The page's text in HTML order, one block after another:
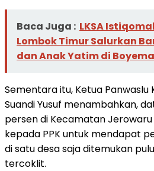
Baca Juga : LKSA
Lombok Timur Salurkan
dan Anak Yatim di
Sementara itu, Ketua
Suandi Yusuf menambahkan,
persen di Kecamatan
kepada PPK untuk mendapat
di satu desa saja ditemukan
tercoklit.